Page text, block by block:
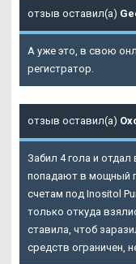
отзыв оставил(а)
А уже это, в свою
регистратор.
отзыв оставил(а)
Забил 4 гола и отдал
попадают в мощный
счетам под Inositol
только откуда
ставила, чтоб
средств ограничен,